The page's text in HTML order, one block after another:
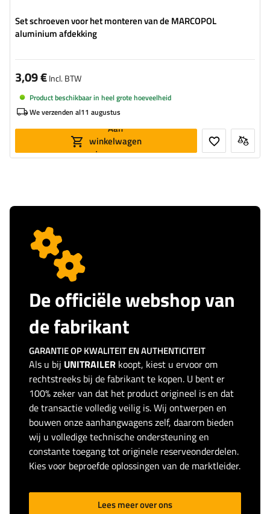
Set schroeven voor het monteren van de MARCOPOL
aluminium afdekking
3,09 €Incl. BTW
Product beschikbaar in heel grote hoeveelheid
We verzenden al11 augustus
Aan
winkelwagen
toevoegen
De officiële webshop van
de fabrikant
GARANTIE OP KWALITEIT EN AUTHENTICITEIT
Als u bij UNITRAILER koopt, kiest u ervoor om
rechtstreeks bij de fabrikant te kopen. U bent er
100% zeker van dat het product origineel is en dat
de transactie volledig veilig is. Wij ontwerpen en
bouwen onze aanhangwagens zelf, daarom bieden
wij u volledige technische ondersteuning en
constante toegang tot originele reserveonderdelen.
Kies voor beproefde oplossingen van de marktleider.
Lees meer over ons